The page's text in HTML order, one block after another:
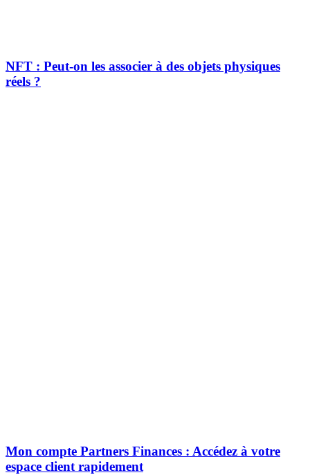
NFT : Peut-on les associer à des objets physiques
réels ?
Mon compte Partners Finances : Accédez à votre
espace client rapidement